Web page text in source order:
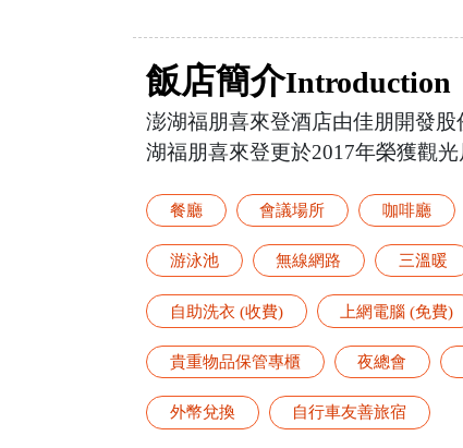
飯店簡介Introduction
澎湖福朋喜來登酒店由佳朋開發
湖福朋喜來登更於2017年榮獲觀
餐廳 會議場所 咖啡廳
游泳池 無線網路 三溫暖
自助洗衣 (收費) 上網電腦 (免費)
貴重物品保管專櫃 夜總會
外幣兌換 自行車友善旅宿